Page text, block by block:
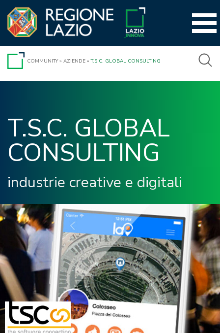
contenuto
COMMUNITY» AZIENDE »T.S.C. GLOBAL CONSULTING
T.S.C. GLOBAL
CONSULTING
industrie creative e digitali